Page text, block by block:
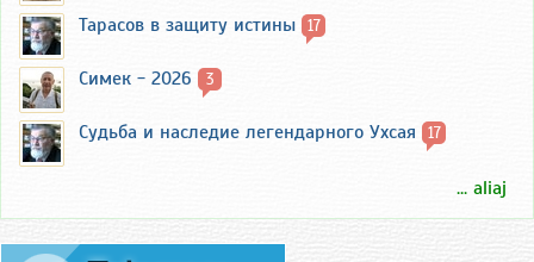
Тарасов в защиту истины 17
Симек - 2026 3
Судьба и наследие легендарного Ухсая 17
... aliaj